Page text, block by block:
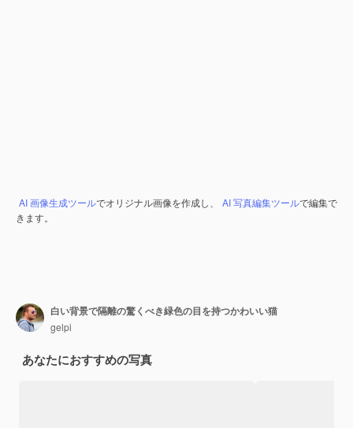
AI 画像生成ツールでオリジナル画像を作成し、 AI 写真編集ツールで編集で
きます。
白い背景で隔離の驚くべき緑色の目を持つかわいい猫
gelpi
あなたにおすすめの写真